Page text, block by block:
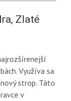
Zlaté
Využíva sa
strop. Táto
v